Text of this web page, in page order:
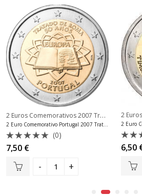
2 Euros Comemorativos 2007 Tratados de Roma
2 Euro Comemorativo Portugal 2007 Tratado de Roma Bnc
Avaliação
0
de
(0)
7,50 €
2
0
de
6,50